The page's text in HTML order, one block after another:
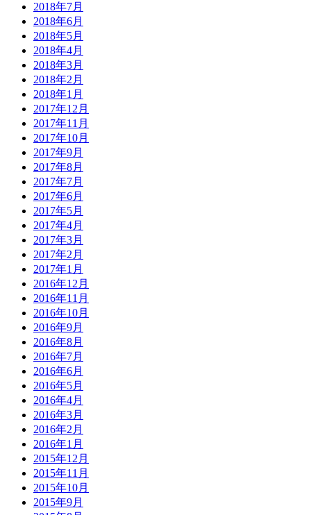
2018年7月
2018年6月
2018年5月
2018年4月
2018年3月
2018年2月
2018年1月
2017年12月
2017年11月
2017年10月
2017年9月
2017年8月
2017年7月
2017年6月
2017年5月
2017年4月
2017年3月
2017年2月
2017年1月
2016年12月
2016年11月
2016年10月
2016年9月
2016年8月
2016年7月
2016年6月
2016年5月
2016年4月
2016年3月
2016年2月
2016年1月
2015年12月
2015年11月
2015年10月
2015年9月